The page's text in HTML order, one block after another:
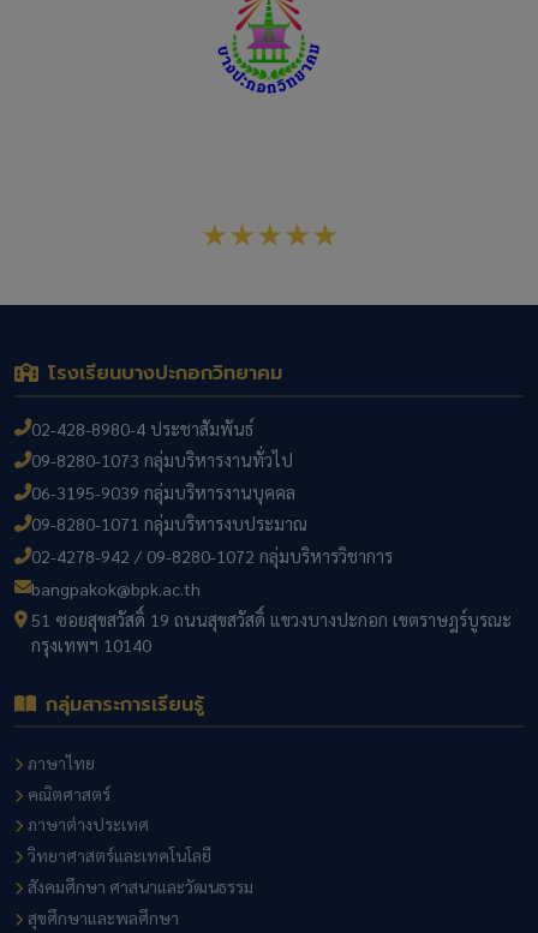
★★★★★
โรงเรียนบางปะกอกวิทยาคม
02-428-8980-4 ประชาสัมพันธ์
09-8280-1073 กลุ่มบริหารงานทั่วไป
06-3195-9039 กลุ่มบริหารงานบุคคล
09-8280-1071 กลุ่มบริหารงบประมาณ
02-4278-942 / 09-8280-1072 กลุ่มบริหารวิชาการ
bangpakok@bpk.ac.th
51 ซอยสุขสวัสดิ์ 19 ถนนสุขสวัสดิ์ แขวงบางปะกอก เขตราษฎร์บูรณะ
กรุงเทพฯ 10140
กลุ่มสาระการเรียนรู้
ภาษาไทย
คณิตศาสตร์
ภาษาต่างประเทศ
วิทยาศาสตร์และเทคโนโลยี
สังคมศึกษา ศาสนาและวัฒนธรรม
สุขศึกษาและพลศึกษา